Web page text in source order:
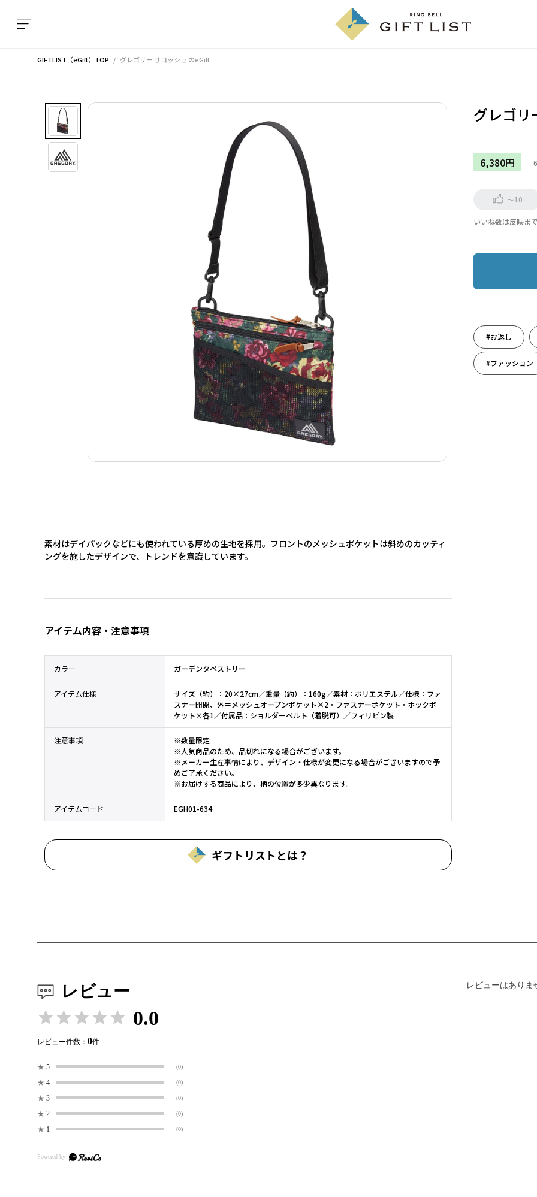
GIFTLIST（eGift）TOP グレゴリー サコッシュ のeGift
素材はデイパックなどにも使われている厚めの生地を採用。フロントのメッシュポケットは斜めのカッティ
ングを施したデザインで、トレンドを意識しています。
アイテム内容・注意事項
カラー ガーデンタペストリー
アイテム仕様
サイズ（約）：20×27cm／重量（約）：160g／素材：ポリエステル／仕様：ファ
スナー開閉、外＝メッシュオープンポケット×2・ファスナーポケット・ホックポ
ケット×各1／付属品：ショルダーベルト（着脱可）／フィリピン製
注意事項
※数量限定
※人気商品のため、品切れになる場合がございます。
※メーカー生産事情により、デザイン・仕様が変更になる場合がございますので予
めご了承ください。
※お届けする商品により、柄の位置が多少異なります。
アイテムコード EGH01-634
ギフトリストとは？
グレゴリ
6,380円
～10
いいね数は反映ま
#お返し
#ファッション
レビュー
0.0
レビュー件数： 0件
★ 5 (0)
★ 4 (0)
★ 3 (0)
★ 2 (0)
★ 1 (0)
レビューはありま